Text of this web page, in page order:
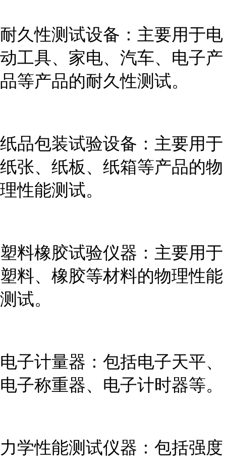
耐久性测试设备：主要用于电
动工具、家电、汽车、电子产
品等产品的耐久性测试。
纸品包装试验设备：主要用于
纸张、纸板、纸箱等产品的物
理性能测试。
塑料橡胶试验仪器：主要用于
塑料、橡胶等材料的物理性能
测试。
电子计量器：包括电子天平、
电子称重器、电子计时器等。
力学性能测试仪器：包括强度